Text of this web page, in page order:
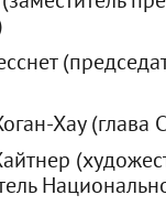
Хау (глава